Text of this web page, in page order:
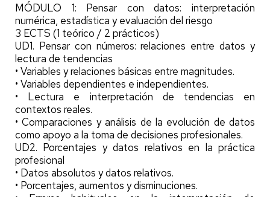
MÓDULO 1: Pensar con datos: interpretación
numérica, estadística y evaluación del riesgo
3 ECTS (1 teórico / 2 prácticos)
UD1. Pensar con números: relaciones entre datos y
lectura de tendencias
• Variables y relaciones básicas entre magnitudes.
• Variables dependientes e independientes.
• Lectura e interpretación de tendencias en
contextos reales.
• Comparaciones y análisis de la evolución de datos
como apoyo a la toma de decisiones profesionales.
UD2. Porcentajes y datos relativos en la práctica
profesional
• Datos absolutos y datos relativos.
• Porcentajes, aumentos y disminuciones.